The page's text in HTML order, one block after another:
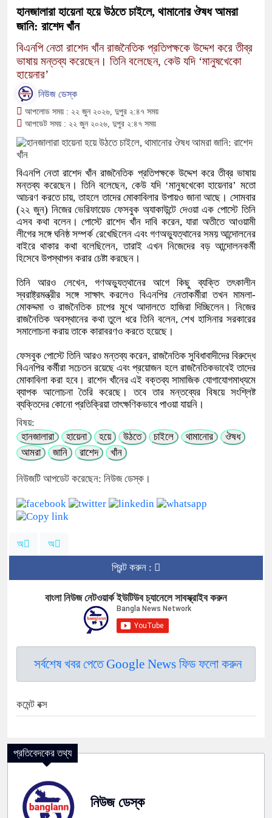
হানজালারা হায়েনা হয়ে উঠতে চাইলে, থামানোর ঔষধ আমরা
জানি: রাশেদ খাঁন
বিএনপি নেতা রাশেদ খাঁন রাজনৈতিক প্রতিপক্ষকে উদ্দেশ করে তীব্র
ভাষায় মন্তব্য করেছেন। তিনি বলেছেন, কেউ যদি ‘মানুষখেকো
হায়েনার’
নিউজ ডেস্ক
আপলোড সময় : ২২ জুন ২০২৬, দুপুর ২:৪৭ সময়
আপডেট সময় : ২২ জুন ২০২৬, দুপুর ২:৪৭ সময়
বিএনপি নেতা রাশেদ খাঁন রাজনৈতিক প্রতিপক্ষকে উদ্দেশ করে তীব্র ভাষায়
মন্তব্য করেছেন। তিনি বলেছেন, কেউ যদি ‘মানুষখেকো হায়েনার’ মতো
আচরণ করতে চায়, তাহলে তাদের মোকাবিলার উপায়ও জানা আছে। সোমবার
(২২ জুন) নিজের ভেরিফায়েড ফেসবুক অ্যাকাউন্টে দেওয়া এক পোস্টে তিনি
এসব কথা বলেন। পোস্টে রাশেদ খাঁন দাবি করেন, যারা অতীতে আওয়ামী
লীগের সঙ্গে ঘনিষ্ঠ সম্পর্ক রেখেছিলেন এবং গণঅভ্যুত্থানের সময় আন্দোলনের
বাইরে থাকার কথা বলেছিলেন, তারাই এখন নিজেদের বড় আন্দোলনকর্মী
হিসেবে উপস্থাপন করার চেষ্টা করছেন।
তিনি আরও লেখেন, গণঅভ্যুত্থানের আগে কিছু ব্যক্তি তৎকালীন
স্বরাষ্ট্রমন্ত্রীর সঙ্গে সাক্ষাৎ করলেও বিএনপির নেতাকর্মীরা তখন মামলা-
মোকদ্দমা ও রাজনৈতিক চাপের মুখে আদালতে হাজিরা দিচ্ছিলেন। নিজের
রাজনৈতিক অবস্থানের কথা তুলে ধরে তিনি বলেন, শেখ হাসিনার সরকারের
সমালোচনা করায় তাকে কারাবরণও করতে হয়েছে।
ফেসবুক পোস্টে তিনি আরও মন্তব্য করেন, রাজনৈতিক সুবিধাবাদীদের বিরুদ্ধে
বিএনপির কর্মীরা সচেতন রয়েছে এবং প্রয়োজন হলে রাজনৈতিকভাবেই তাদের
মোকাবিলা করা হবে। রাশেদ খাঁনের এই বক্তব্য সামাজিক যোগাযোগমাধ্যমে
ব্যাপক আলোচনা তৈরি করেছে। তবে তার মন্তব্যের বিষয়ে সংশ্লিষ্ট
ব্যক্তিদের কোনো প্রতিক্রিয়া তাৎক্ষণিকভাবে পাওয়া যায়নি।
বিষয়:
হানজালারা
হায়েনা হয়ে উঠতে চাইলে থামানোর
ঔষধ
আমরা
জানি রাশেদ খাঁন
নিউজটি আপডেট করেছেন: নিউজ ডেস্ক।
অ অ
প্রিন্ট করুন :
বাংলা নিউজ নেটওয়ার্ক ইউটিউব চ্যানেলে সাবস্ক্রাইব করুন
সর্বশেষ খবর পেতে Google News ফিড ফলো করুন
কমেন্ট বক্স
প্রতিবেদকের তথ্য
নিউজ ডেস্ক